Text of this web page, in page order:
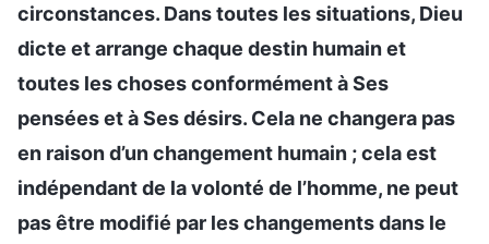
circonstances. Dans toutes les situations, Dieu
dicte et arrange chaque destin humain et
toutes les choses conformément à Ses
pensées et à Ses désirs. Cela ne changera pas
en raison d’un changement humain ; cela est
indépendant de la volonté de l’homme, ne peut
pas être modifié par les changements dans le